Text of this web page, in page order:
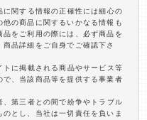
関する情報の正確性には細心の
の商品に関するいかなる情報も
をご利用の際には、必ず商品を
品詳細をご自身でご確認下さ
に掲載される商品やサービス等
、当該商品等を提供する事業者
第三者との間で紛争やトラブル
とし、当社は一切責任を負いま